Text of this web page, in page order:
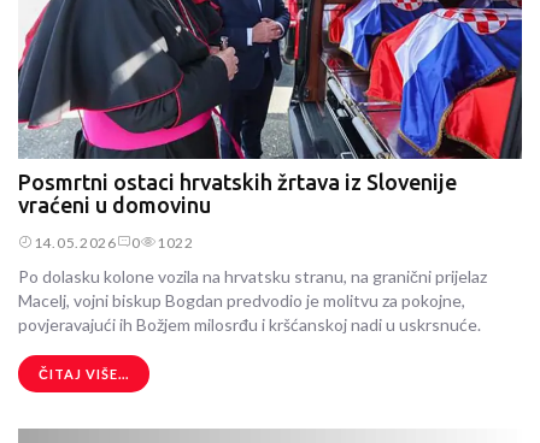
Posmrtni ostaci hrvatskih žrtava iz Slovenije
vraćeni u domovinu
14.05.2026 0 1022
Po dolasku kolone vozila na hrvatsku stranu, na granični prijelaz
Macelj, vojni biskup Bogdan predvodio je molitvu za pokojne,
povjeravajući ih Božjem milosrđu i kršćanskoj nadi u uskrsnuće.
ČITAJ VIŠE...